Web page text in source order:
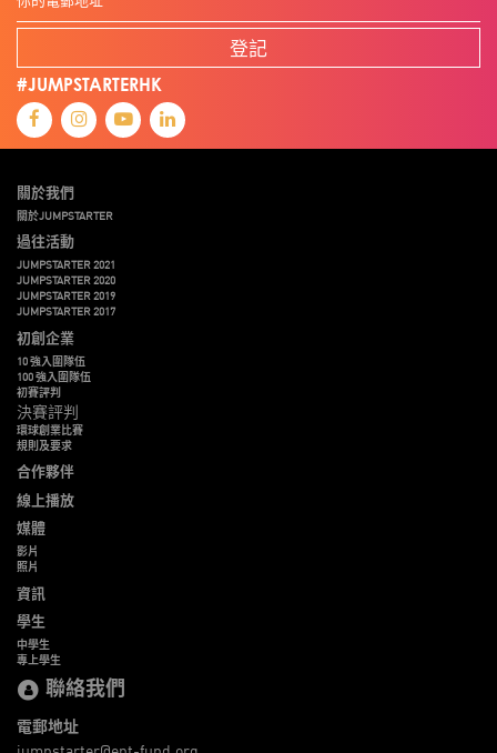
登記
#JUMPSTARTERHK
關於我們
關於JUMPSTARTER
過往活動
JUMPSTARTER 2021
JUMPSTARTER 2020
JUMPSTARTER 2019
JUMPSTARTER 2017
初創企業
10 強入圍隊伍
100 強入圍隊伍
初賽評判
決賽評判
環球創業比賽
規則及要求
合作夥伴
線上播放
媒體
影片
照片
資訊
學生
中學生
專上學生
聯絡我們
電郵地址